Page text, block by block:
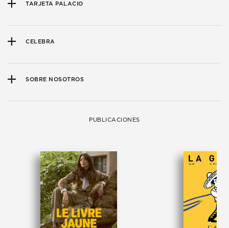
TARJETA PALACIO
CELEBRA
SOBRE NOSOTROS
PUBLICACIONES